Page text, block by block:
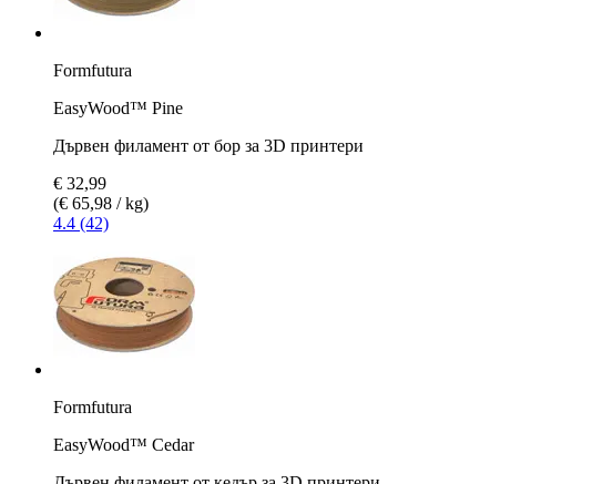
Formfutura
EasyWood™ Pine
Дървен филамент от бор за 3D принтери
€ 32,99
(€ 65,98 / kg)
4.4 (42)
Formfutura
EasyWood™ Cedar